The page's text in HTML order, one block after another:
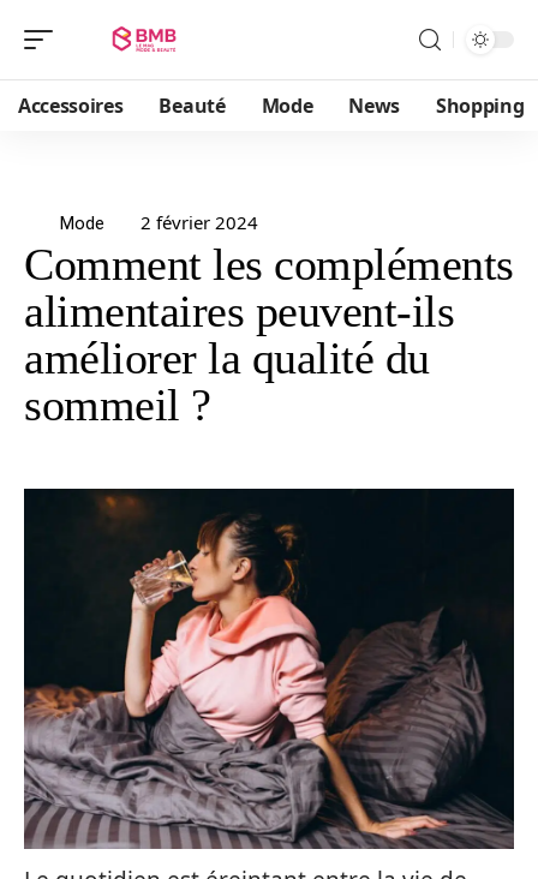
Accessoires Beauté Mode News Shopping
Mode 2 février 2024
Comment les compléments
alimentaires peuvent-ils
améliorer la qualité du
sommeil ?